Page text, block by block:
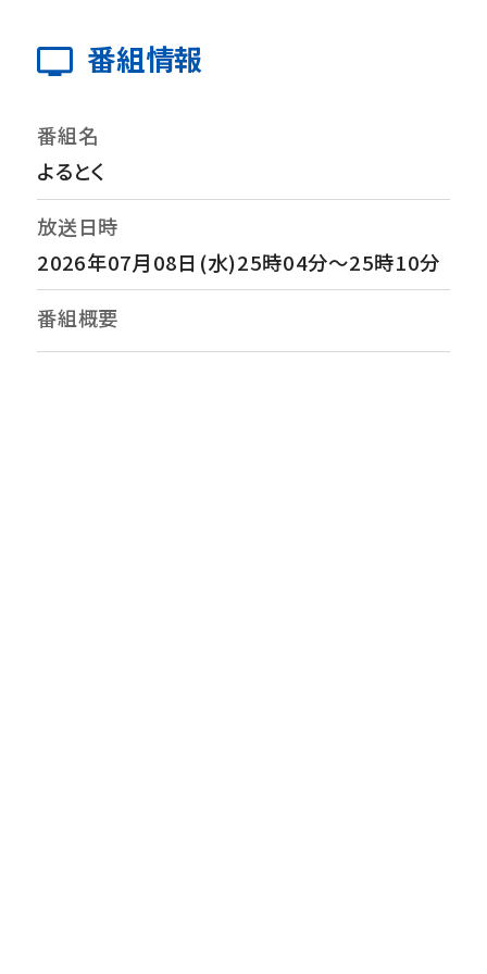
番組情報
番組名
よるとく
放送日時
2026年07月08日(水)25時04分～25時10分
番組概要